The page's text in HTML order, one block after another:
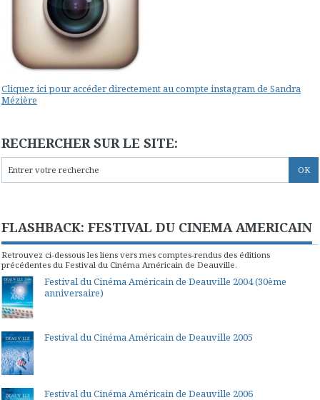
Cliquez ici pour accéder directement au compte instagram de Sandra
Mézière
RECHERCHER SUR LE SITE:
FLASHBACK: FESTIVAL DU CINEMA AMERICAIN
Retrouvez ci-dessous les liens vers mes comptes-rendus des éditions
précédentes du Festival du Cinéma Américain de Deauville.
Festival du Cinéma Américain de Deauville 2004 (30ème
anniversaire)
Festival du Cinéma Américain de Deauville 2005
Festival du Cinéma Américain de Deauville 2006